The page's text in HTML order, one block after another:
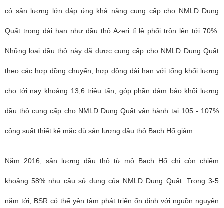
có sản lượng lớn đáp ứng khả năng cung cấp cho NMLD Dung
Quất trong dài hạn như dầu thô Azeri tỉ lệ phối trộn lên tới 70%.
Những loại dầu thô này đã được cung cấp cho NMLD Dung Quất
theo các hợp đồng chuyến, hợp đồng dài hạn với tổng khối lượng
cho tới nay khoảng 13,6 triệu tấn, góp phần đảm bảo khối lượng
dầu thô cung cấp cho NMLD Dung Quất vận hành tại 105 - 107%
công suất thiết kế mặc dù sản lượng dầu thô Bạch Hổ giảm.
Năm 2016, sản lượng dầu thô từ mỏ Bạch Hổ chỉ còn chiếm
khoảng 58% nhu cầu sử dụng của NMLD Dung Quất. Trong 3-5
năm tới, BSR có thể yên tâm phát triển ổn định với nguồn nguyên